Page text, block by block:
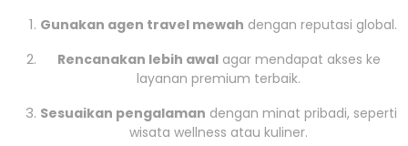
Gunakan agen travel mewah dengan reputasi global.
Rencanakan lebih awalagar mendapat akses ke
layanan premium terbaik.
Sesuaikan pengalaman dengan minat pribadi, seperti
wisata wellness atau kuliner.